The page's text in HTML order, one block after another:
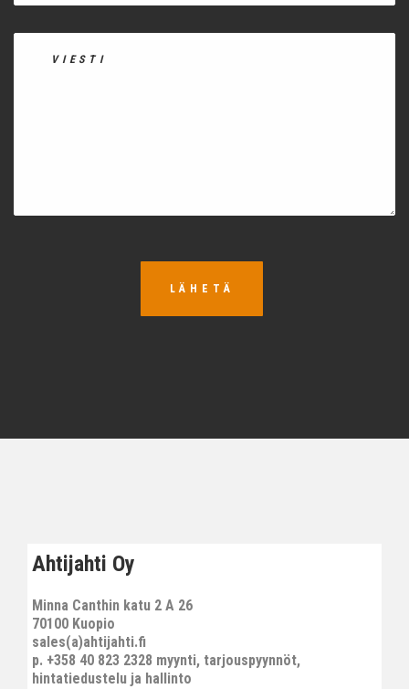
LÄHETÄ
Ahtijahti Oy
Minna Canthin katu 2 A 26
70100 Kuopio
sales(a)ahtijahti.fi
p. +358 40 823 2328 myynti, tarjouspyynnöt,
hintatiedustelu ja hallinto